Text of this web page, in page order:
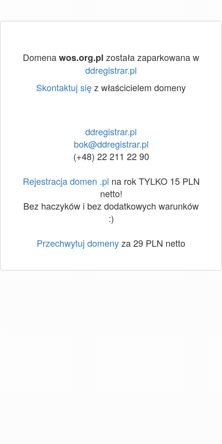
Domenawos.org.pl została zaparkowana w
ddregistrar.pl
Skontaktuj sięz właścicielem domeny
ddregistrar.pl
bok@ddregistrar.pl
(+48) 22 211 22 90
Rejestracja domen .pl na rok TYLKO 15 PLN
netto!
Bez haczyków i bez dodatkowych warunków
:)
Przechwytuj domenyza 29 PLN netto